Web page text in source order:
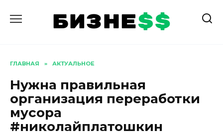
содержанию
ГЛАВНАЯ » АКТУАЛЬНОЕ
Нужна правильная
организация переработки
мусора
#николайплатошкин